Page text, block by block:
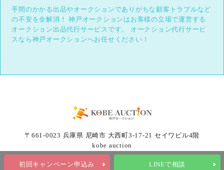
初回キャンペーン申込み LINEで相談
手間のかかる出品やオークションでありがちな顧客トラブルなど
の不安を全解消！
神戸オークションはお客様の立場で運営する
オークション出品代行サービスです。
オークション代行サービ
スなら神戸オークションへお任せください！
〒661-0023 兵庫県 尼崎市 大西町3-17-21 セイワビル4階
kobe auction